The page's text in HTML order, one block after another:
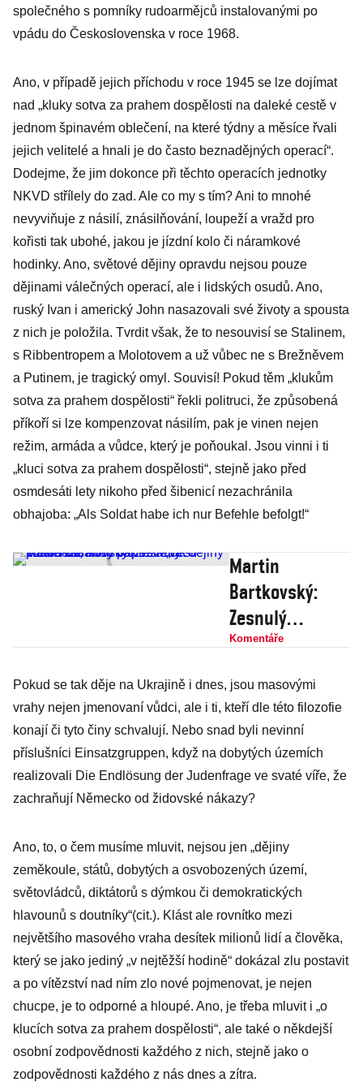
společného s pomníky rudoarmějců instalovanými po
vpádu do Československa v roce 1968.
Ano, v případě jejich příchodu v roce 1945 se lze dojímat
nad „kluky sotva za prahem dospělosti na daleké cestě v
jednom špinavém oblečení, na které týdny a měsíce řvali
jejich velitelé a hnali je do často beznadějných operací“.
Dodejme, že jim dokonce při těchto operacích jednotky
NKVD střílely do zad. Ale co my s tím? Ani to mnohé
nevyviňuje z násilí, znásilňování, loupeží a vražd pro
kořisti tak ubohé, jakou je jízdní kolo či náramkové
hodinky. Ano, světové dějiny opravdu nejsou pouze
dějinami válečných operací, ale i lidských osudů. Ano,
ruský Ivan i americký John nasazovali své životy a spousta
z nich je položila. Tvrdit však, že to nesouvisí se Stalinem,
s Ribbentropem a Molotovem a už vůbec ne s Brežněvem
a Putinem, je tragický omyl. Souvisí! Pokud těm „klukům
sotva za prahem dospělosti“ řekli politruci, že způsobená
příkoří si lze kompenzovat násilím, pak je vinen nejen
režim, armáda a vůdce, který je poňoukal. Jsou vinni i ti
„kluci sotva za prahem dospělosti“, stejně jako před
osmdesáti lety nikoho před šibenicí nezachránila
obhajoba: „Als Soldat habe ich nur Befehle befolgt!“
Martin
Bartkovský:
Zesnulý
prezident, nový
vlastenci“ aneb
Jak vstřebat
dějiny kolem
vás
Komentáře
Pokud se tak děje na Ukrajině i dnes, jsou masovými
vrahy nejen jmenovaní vůdci, ale i ti, kteří dle této filozofie
konají či tyto činy schvalují. Nebo snad byli nevinní
příslušníci Einsatzgruppen, když na dobytých územích
realizovali Die Endlösung der Judenfrage ve svaté víře, že
zachraňují Německo od židovské nákazy?
Ano, to, o čem musíme mluvit, nejsou jen „dějiny
zeměkoule, států, dobytých a osvobozených území,
světovládců, diktátorů s dýmkou či demokratických
hlavounů s doutníky“(cit.). Klást ale rovnítko mezi
největšího masového vraha desítek milionů lidí a člověka,
který se jako jediný „v nejtěžší hodině“ dokázal zlu postavit
a po vítězství nad ním zlo nové pojmenovat, je nejen
chucpe, je to odporné a hloupé. Ano, je třeba mluvit i „o
klucích sotva za prahem dospělosti“, ale také o někdejší
osobní zodpovědnosti každého z nich, stejně jako o
zodpovědnosti každého z nás dnes a zítra.